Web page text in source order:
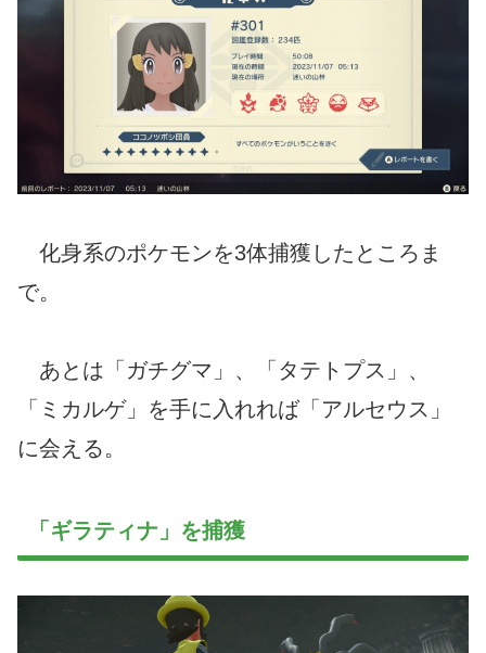
化身系のポケモンを3体捕獲したところま
で。
あとは「ガチグマ」、「タテトプス」、
「ミカルゲ」を手に入れれば「アルセウス」
に会える。
「ギラティナ」を捕獲